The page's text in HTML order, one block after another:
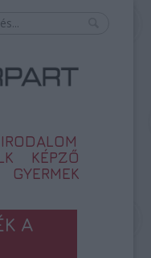
IRODALOM
KÉPZŐ
GYERMEK
A